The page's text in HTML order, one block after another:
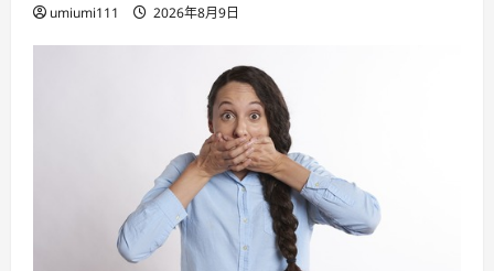
umiumi111 2026年8月9日